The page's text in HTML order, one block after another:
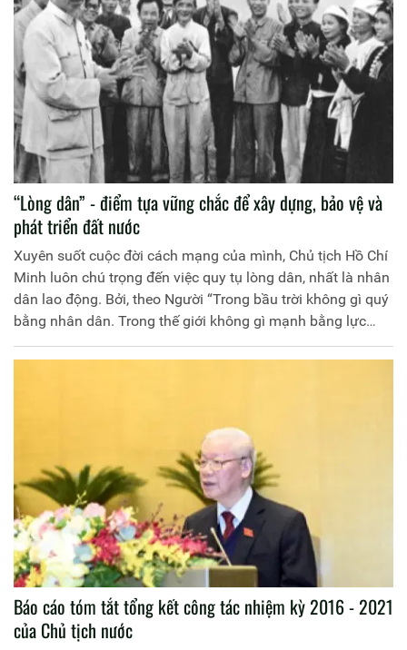
“Lòng dân” - điểm tựa vững chắc để xây dựng, bảo vệ và
phát triển đất nước
Xuyên suốt cuộc đời cách mạng của mình, Chủ tịch Hồ Chí
Minh luôn chú trọng đến việc quy tụ lòng dân, nhất là nhân
dân lao động. Bởi, theo Người “Trong bầu trời không gì quý
bằng nhân dân. Trong thế giới không gì mạnh bằng lực
lượng đoàn kết của nhân dân... Trong xã hội không có gì
tốt đẹp, vẻ vang bằng phục vụ cho lợi ích của nhân dân”(1).
Báo cáo tóm tắt tổng kết công tác nhiệm kỳ 2016 - 2021
của Chủ tịch nước